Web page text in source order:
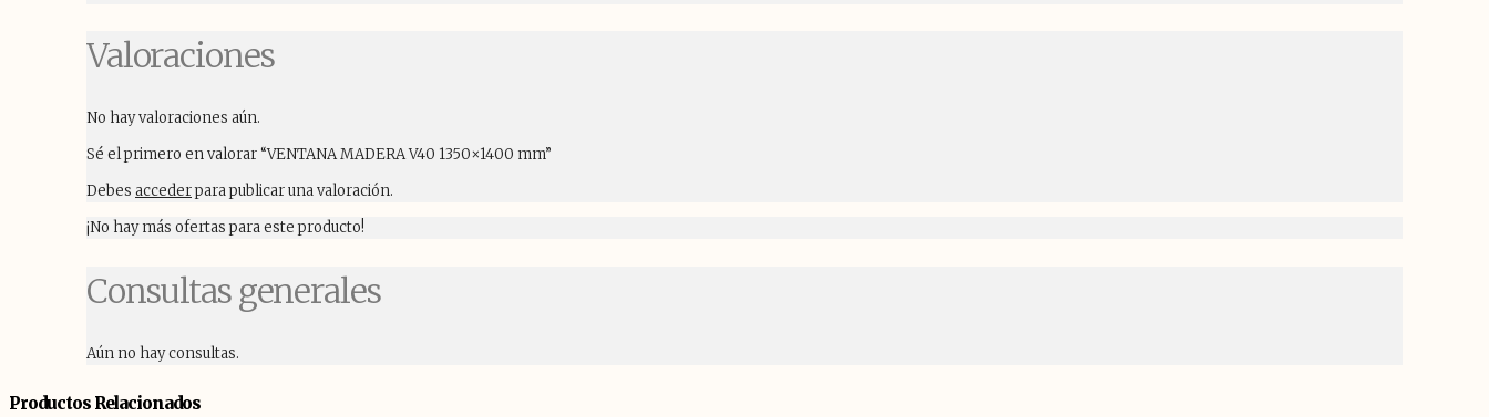
Valoraciones
No hay valoraciones aún.
Sé el primero en valorar “VENTANA MADERA V40 1350×1400 mm”
Debes accederpara publicar una valoración.
¡No hay más ofertas para este producto!
Consultas generales
Aún no hay consultas.
Productos Relacionados